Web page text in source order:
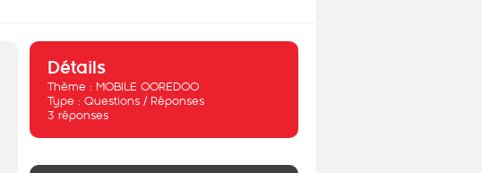
Détails
Thème : MOBILE OOREDOO
Type : Questions / Réponses
3 réponses